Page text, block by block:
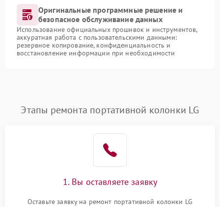
Оригинальные программные решение и
безопасное обслуживание данных
Использование официальных прошивок и инструментов,
аккуратная работа с пользовательскими данными:
резервное копирование, конфиденциальность и
восстановление информации при необходимости
Этапы ремонта портативной колонки LG
1. Вы оставляете заявку
Оставьте заявку на ремонт портативной колонки LG